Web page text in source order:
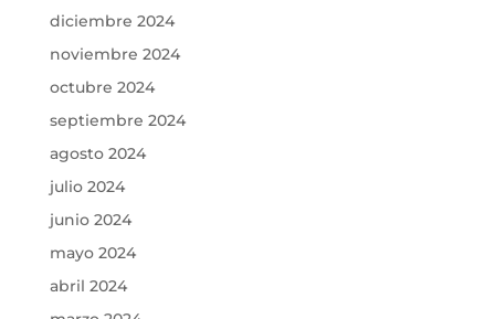
diciembre 2024
noviembre 2024
octubre 2024
septiembre 2024
agosto 2024
julio 2024
junio 2024
mayo 2024
abril 2024